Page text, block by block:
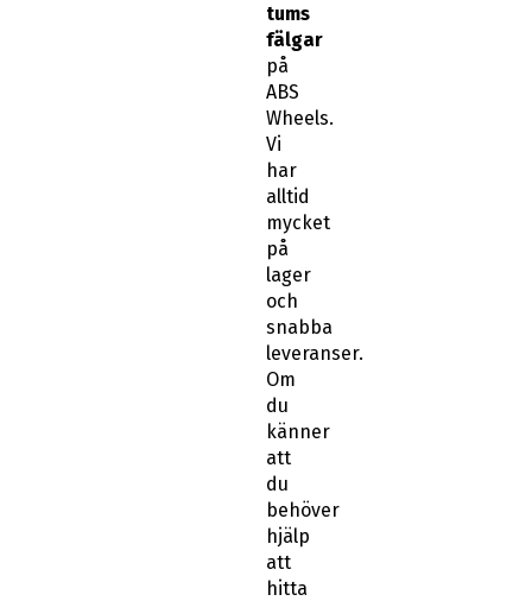
tums
fälgar
på
ABS
Wheels.
Vi
har
alltid
mycket
på
lager
och
snabba
leveranser.
Om
du
känner
att
du
behöver
hjälp
att
hitta